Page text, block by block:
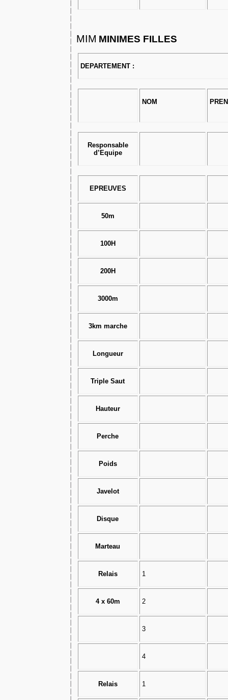
MIM MINIMES FILLES
DEPARTEMENT :
NOM
Responsable
d’Equipe
EPREUVES
50m
100H
200H
3000m
3km marche
Longueur
Triple Saut
Hauteur
Perche
Poids
Javelot
Disque
Marteau
Relais 1
4 x 60m 2
3
4
Relais 1